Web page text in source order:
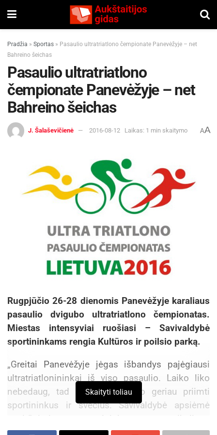
Pradžia » Sportas » Pasaulio ultratriatlono čempionate Panevėžyje – net
Bahreino šeichas
Pasaulio ultratriatlono
čempionate Panevėžyje – net
Bahreino šeichas
J. Šalaševičienė 2016-08-12 Laikas: 1 min skaitymo AA
Rugpjūčio 26-28 dienomis Panevėžyje karaliaus
pasaulio dvigubo ultratriatlono čempionatas.
Miestas intensyviai ruošiasi – Savivaldybė
sportininkams rengia Kultūros ir poilsio parką.
„Greitai Panevėžyje jėgas išbandys pajėgiausi
ultratriatlonininkai iš viso pasaulio. Laiko liko
nebedaug, tad stengiamės kuo geriau priimti
sportininkus ir svečius. Savivaldybė apsiėmė
pasirūpinti sportininkams reikalinga
infrastruktūra. Kultūros ir poilsio parke
Skaityti toliau